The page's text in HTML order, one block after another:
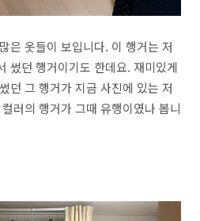
은 옷들이 보입니다. 이 행거는 저
썼던 행거이기도 한데요. 재미있게
던 그 행거가 지금 사진에 있는 저
러의 행거가 그때 유행이였나 봅니